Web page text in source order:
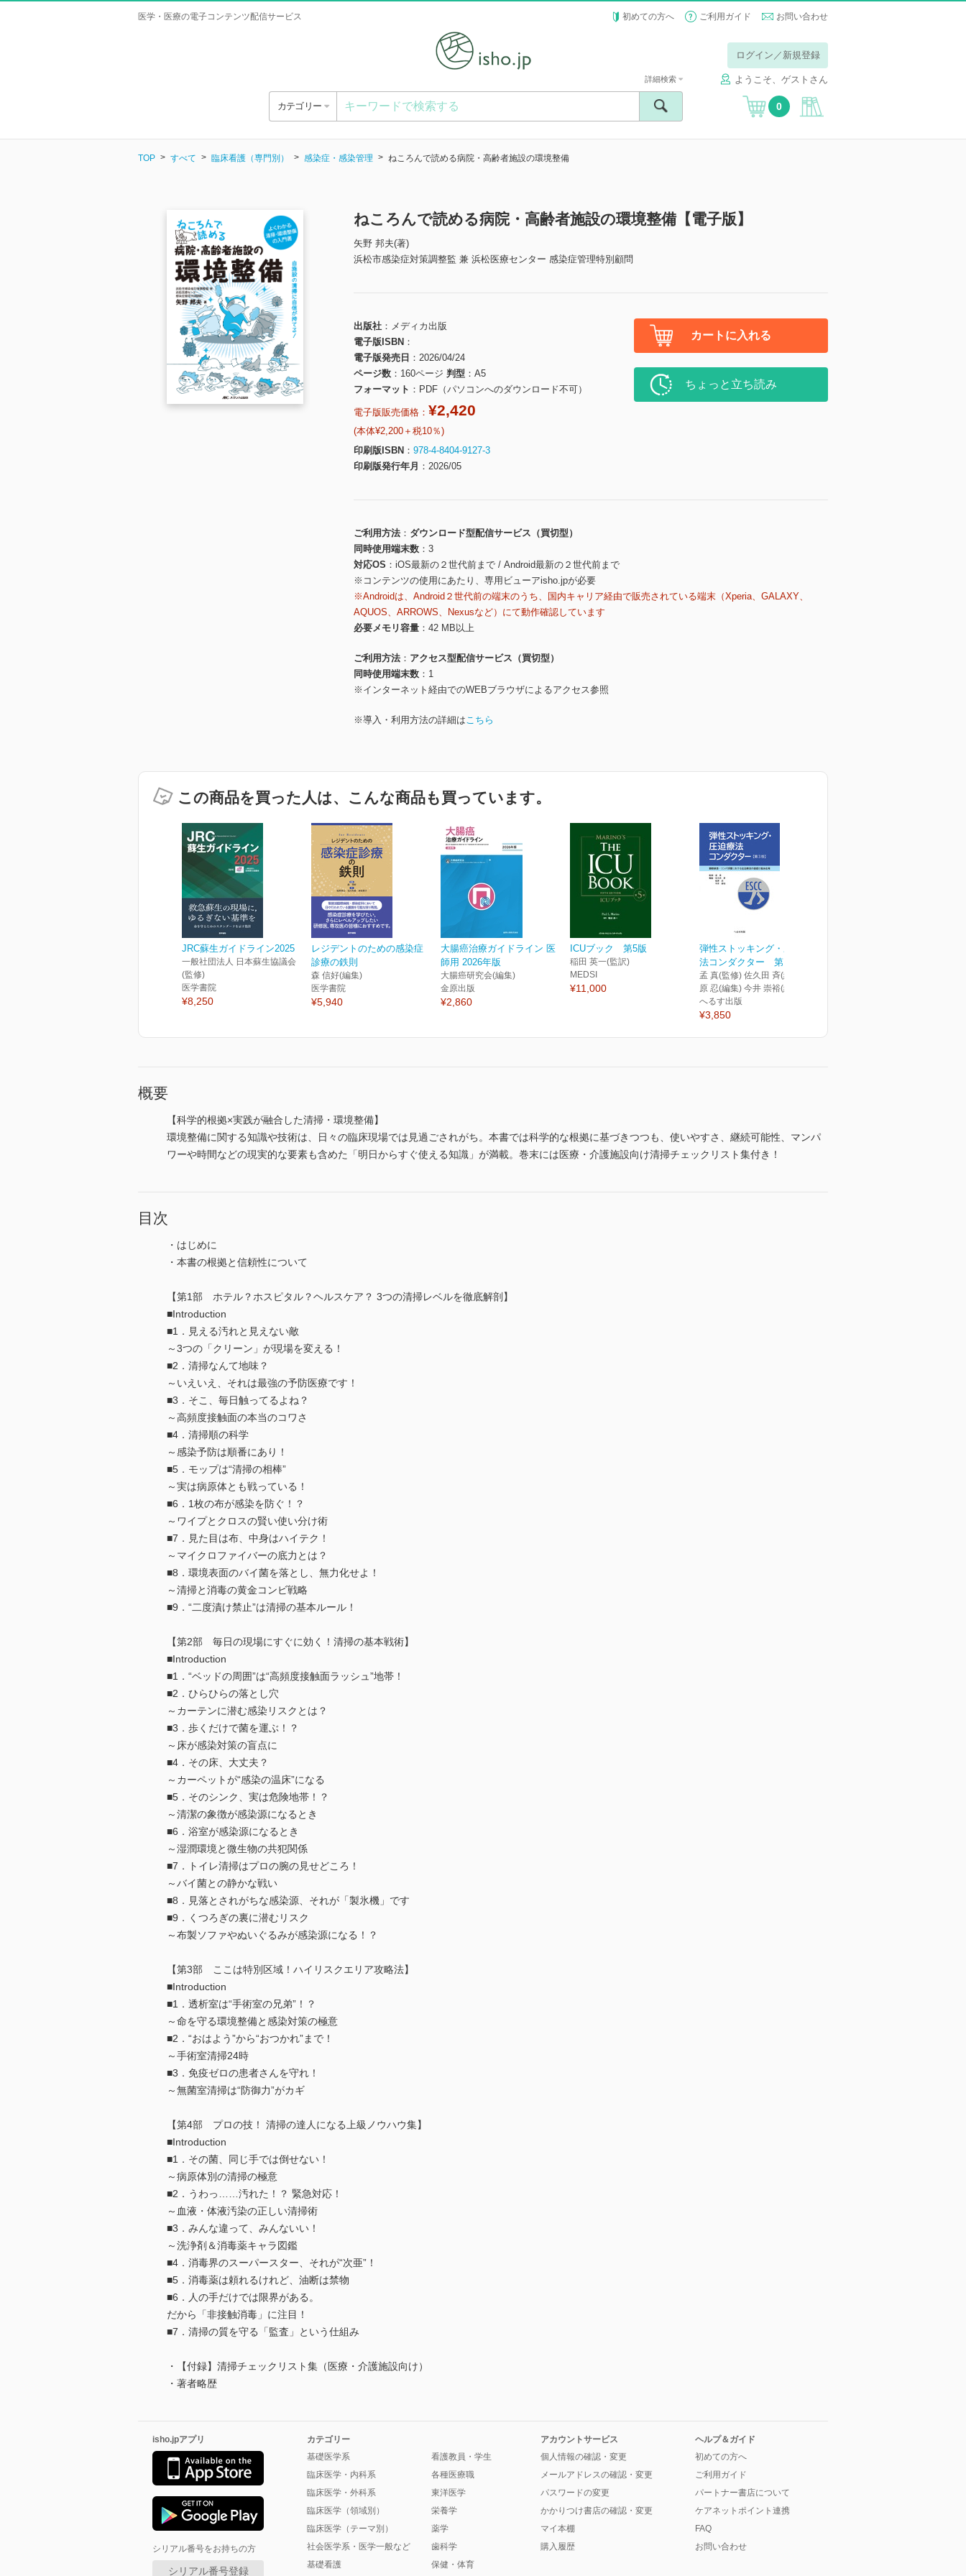
医学・医療の電子コンテンツ配信サービス 初めての方へ ご利用ガイド お問い合わせ
ログイン／新規登録
ようこそ、ゲストさん
カテゴリー
詳細検索
0
TOP すべて 臨床看護（専門別） 感染症・感染管理 ねころんで読める病院・高齢者施設の環境整備
ねころんで読める病院・高齢者施設の環境整備【電子版】
矢野 邦夫(著)
浜松市感染症対策調整監 兼 浜松医療センター 感染症管理特別顧問
出版社
メディカ出版
電子版ISBN
電子版発売日
2026/04/24
ページ数
160ページ 判型
A5
フォーマット
PDF（パソコンへのダウンロード不可）
電子版販売価格： ¥2,420
(本体¥2,200＋税10％)
印刷版ISBN
978-4-8404-9127-3
印刷版発行年月
2026/05
カートに入れる
ちょっと立ち読み
ご利用方法
ダウンロード型配信サービス（買切型）
同時使用端末数
3
対応OS
iOS最新の２世代前まで / Android最新の２世代前まで
※コンテンツの使用にあたり、専用ビューアisho.jpが必要
※Androidは、Android２世代前の端末のうち、国内キャリア経由で販売されている端末（Xperia、GALAXY、
AQUOS、ARROWS、Nexusなど）にて動作確認しています
必要メモリ容量
42 MB以上
ご利用方法
アクセス型配信サービス（買切型）
同時使用端末数
1
※インターネット経由でのWEBブラウザによるアクセス参照
※導入・利用方法の詳細はこちら
この商品を買った人は、こんな商品も買っています。
JRC蘇生ガイドライン2025
一般社団法人 日本蘇生協議会
(監修)
医学書院
¥8,250
レジデントのための感染症
診療の鉄則
森 信好(編集)
医学書院
¥5,940
大腸癌治療ガイドライン 医
師用 2026年版
大腸癌研究会(編集)
金原出版
¥2,860
ICUブック 第5版
稲田 英一(監訳)
MEDSI
¥11,000
弾性ストッキング・圧迫療
法コンダクター 第３版
孟 真(監修) 佐久田 斉(編集) 松
原 忍(編集) 今井 崇裕(編集)
へるす出版
¥3,850
概要
【科学的根拠×実践が融合した清掃・環境整備】
環境整備に関する知識や技術は、日々の臨床現場では見過ごされがち。本書では科学的な根拠に基づきつつも、使いやすさ、継続可能性、マンパ
ワーや時間などの現実的な要素も含めた「明日からすぐ使える知識」が満載。巻末には医療・介護施設向け清掃チェックリスト集付き！
目次
・はじめに
・本書の根拠と信頼性について
【第1部 ホテル？ホスピタル？ヘルスケア？ 3つの清掃レベルを徹底解剖】
■Introduction
■1．見える汚れと見えない敵
～3つの「クリーン」が現場を変える！
■2．清掃なんて地味？
～いえいえ、それは最強の予防医療です！
■3．そこ、毎日触ってるよね？
～高頻度接触面の本当のコワさ
■4．清掃順の科学
～感染予防は順番にあり！
■5．モップは“清掃の相棒”
～実は病原体とも戦っている！
■6．1枚の布が感染を防ぐ！？
～ワイプとクロスの賢い使い分け術
■7．見た目は布、中身はハイテク！
～マイクロファイバーの底力とは？
■8．環境表面のバイ菌を落とし、無力化せよ！
～清掃と消毒の黄金コンビ戦略
■9．“二度漬け禁止”は清掃の基本ルール！
【第2部 毎日の現場にすぐに効く！清掃の基本戦術】
■Introduction
■1．“ベッドの周囲”は“高頻度接触面ラッシュ”地帯！
■2．ひらひらの落とし穴
～カーテンに潜む感染リスクとは？
■3．歩くだけで菌を運ぶ！？
～床が感染対策の盲点に
■4．その床、大丈夫？
～カーペットが“感染の温床”になる
■5．そのシンク、実は危険地帯！？
～清潔の象徴が感染源になるとき
■6．浴室が感染源になるとき
～湿潤環境と微生物の共犯関係
■7．トイレ清掃はプロの腕の見せどころ！
～バイ菌との静かな戦い
■8．見落とされがちな感染源、それが「製氷機」です
■9．くつろぎの裏に潜むリスク
～布製ソファやぬいぐるみが感染源になる！？
【第3部 ここは特別区域！ハイリスクエリア攻略法】
■Introduction
■1．透析室は“手術室の兄弟”！？
～命を守る環境整備と感染対策の極意
■2．“おはよう”から“おつかれ”まで！
～手術室清掃24時
■3．免疫ゼロの患者さんを守れ！
～無菌室清掃は“防御力”がカギ
【第4部 プロの技！ 清掃の達人になる上級ノウハウ集】
■Introduction
■1．その菌、同じ手では倒せない！
～病原体別の清掃の極意
■2．うわっ……汚れた！？ 緊急対応！
～血液・体液汚染の正しい清掃術
■3．みんな違って、みんないい！
～洗浄剤＆消毒薬キャラ図鑑
■4．消毒界のスーパースター、それが“次亜”！
■5．消毒薬は頼れるけれど、油断は禁物
■6．人の手だけでは限界がある。
だから「非接触消毒」に注目！
■7．清掃の質を守る「監査」という仕組み
・【付録】清掃チェックリスト集（医療・介護施設向け）
・著者略歴
isho.jpアプリ
シリアル番号をお持ちの方
シリアル番号登録
カテゴリー
基礎医学系
臨床医学・内科系
臨床医学・外科系
臨床医学（領域別）
臨床医学（テーマ別）
社会医学系・医学一般など
基礎看護
看護教員・学生
各種医療職
東洋医学
栄養学
薬学
歯科学
保健・体育
アカウントサービス
個人情報の確認・変更
メールアドレスの確認・変更
パスワードの変更
かかりつけ書店の確認・変更
マイ本棚
購入履歴
ヘルプ＆ガイド
初めての方へ
ご利用ガイド
パートナー書店について
ケアネットポイント連携
FAQ
お問い合わせ